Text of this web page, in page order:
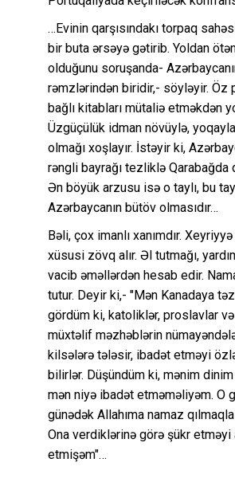
…Evinin qarşısındakı torpaq
bir buta ərsəyə gətirib. Yoldan
olduğunu soruşanda-
rəmzlərindən biridir,- söyləyir. Öz
bağlı kitabları mütaliə etməkdən
Üzgüçülük idman növüylə,
olmağı xoşlayır. İstəyir ki,
rəngli bayrağı tezliklə Qarabağda
Ən böyük arzusu isə o taylı, bu
Azərbaycanın bütöv olmasıdır…
Bəli, çox imanlı xanımdır.
xüsusi zövq alır. Əl tutmağı,
vacib əməllərdən hesab edir.
tutur. Deyir ki,- "Mən Kanadaya
gördüm ki, katoliklər, proslavlar
müxtəlif məzhəblərin
kilsələrə tələsir, ibadət etməyi
bilirlər. Düşündüm ki, mənim
mən niyə ibadət etməməliyəm. O
günədək Allahıma namaz
Ona verdiklərinə görə şükr etməyi
etmişəm"…